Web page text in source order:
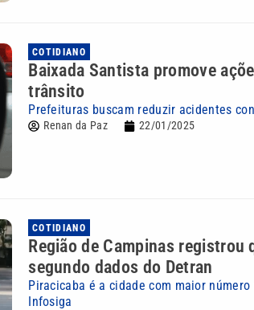
COTIDIANO
Baixada Santista promove
trânsito
Prefeituras buscam reduzir acidentes
Renan da Paz 22/01/2025
COTIDIANO
Região de Campinas
segundo dados do Detran
Piracicaba é a cidade com maior
Infosiga